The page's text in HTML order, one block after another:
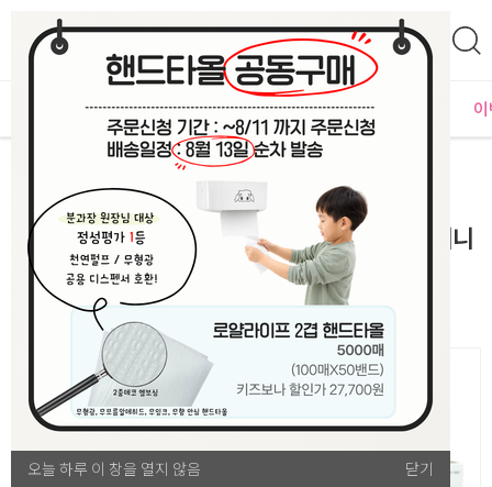
오늘 하루 이 창을 열지 않음 닫기
오늘 하루 이 창을 열지 않음 닫기
MD추천 PLAYLAB NEW BEST
역할놀이
[교통기관 모음전] 국민도로테이프 뛰뛰폭폭+미니
카1종 (자동차도로+기찻길세트)